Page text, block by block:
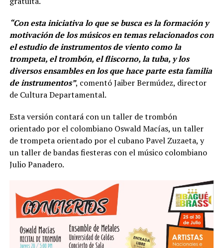
“Con esta iniciativa lo que se busca es la formación y
motivación de los músicos en temas relacionados con
el estudio de instrumentos de viento como la
trompeta, el trombón, el fliscorno, la tuba, y los
diversos ensambles en los que hace parte esta familia
de instrumentos”, comentó Jaiber Bermúdez, director
de Cultura Departamental.
Esta versión contará con un taller de trombón
orientado por el colombiano Oswald Macías, un taller
de trompeta orientado por el cubano Pavel Zuzaeta, y
un taller de bandas fiesteras con el músico colombiano
Julio Panadero.